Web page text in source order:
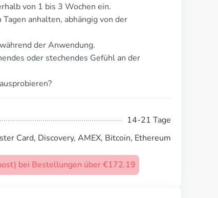
von 1 bis 3 Wochen ein.
anhalten, abhängig von der
der Anwendung.
oder stechendes Gefühl an der
14-21 Tage
Card, Discovery, AMEX, Bitcoin, Ethereum
bei Bestellungen über €172.19